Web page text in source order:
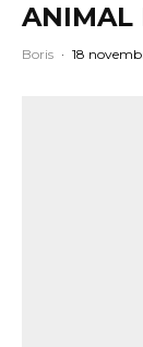
ANIMAL
Boris · 18